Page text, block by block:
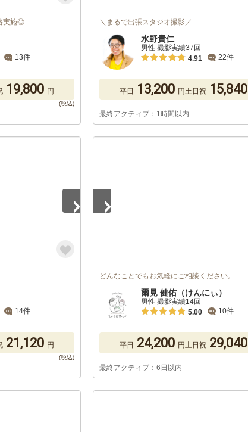
実施◎
13件
19,800 円
＼まるで出張スタジオ撮影／
水野貴仁
男性 撮影実績37回
4.91
22件
平日 13,200 円土日祝 15,840
最終アクティブ：1時間以内
14件
21,120 円
どんなことでもお気軽にご相談ください。
爾見 健佑（けんにぃ）
男性 撮影実績14回
5.00
10件
平日 24,200 円土日祝 29,040
最終アクティブ：6日以内